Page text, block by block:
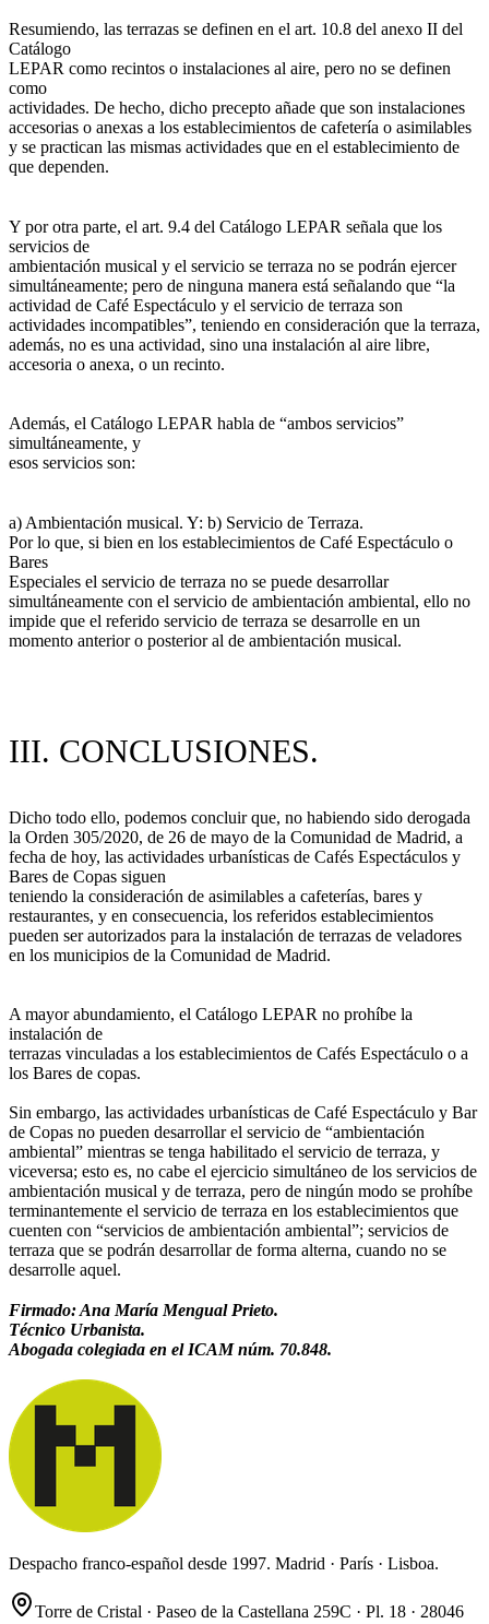
Resumiendo, las terrazas se definen en el art. 10.8 del anexo II del
Catálogo
LEPAR como recintos o instalaciones al aire, pero no se definen
como
actividades. De hecho, dicho precepto añade que son instalaciones
accesorias o anexas a los establecimientos de cafetería o asimilables
y se practican las mismas actividades que en el establecimiento de
que dependen.
Y por otra parte, el art. 9.4 del Catálogo LEPAR señala que los
servicios de
ambientación musical y el servicio se terraza no se podrán ejercer
simultáneamente; pero de ninguna manera está señalando que “la
actividad de Café Espectáculo y el servicio de terraza son
actividades incompatibles”, teniendo en consideración que la terraza,
además, no es una actividad, sino una instalación al aire libre,
accesoria o anexa, o un recinto.
Además, el Catálogo LEPAR habla de “ambos servicios”
simultáneamente, y
esos servicios son:
a) Ambientación musical. Y: b) Servicio de Terraza.
Por lo que, si bien en los establecimientos de Café Espectáculo o
Bares
Especiales el servicio de terraza no se puede desarrollar
simultáneamente con el servicio de ambientación ambiental, ello no
impide que el referido servicio de terraza se desarrolle en un
momento anterior o posterior al de ambientación musical.
III. CONCLUSIONES.
Dicho todo ello, podemos concluir que, no habiendo sido derogada
la Orden 305/2020, de 26 de mayo de la Comunidad de Madrid, a
fecha de hoy, las actividades urbanísticas de Cafés Espectáculos y
Bares de Copas siguen
teniendo la consideración de asimilables a cafeterías, bares y
restaurantes, y en consecuencia, los referidos establecimientos
pueden ser autorizados para la instalación de terrazas de veladores
en los municipios de la Comunidad de Madrid.
A mayor abundamiento, el Catálogo LEPAR no prohíbe la
instalación de
terrazas vinculadas a los establecimientos de Cafés Espectáculo o a
los Bares de copas.
Sin embargo, las actividades urbanísticas de Café Espectáculo y Bar
de Copas no pueden desarrollar el servicio de “ambientación
ambiental” mientras se tenga habilitado el servicio de terraza, y
viceversa; esto es, no cabe el ejercicio simultáneo de los servicios de
ambientación musical y de terraza, pero de ningún modo se prohíbe
terminantemente el servicio de terraza en los establecimientos que
cuenten con “servicios de ambientación ambiental”; servicios de
terraza que se podrán desarrollar de forma alterna, cuando no se
desarrolle aquel.
Firmado: Ana María Mengual Prieto.
Técnico Urbanista.
Abogada colegiada en el ICAM núm. 70.848.
Despacho franco-español desde 1997. Madrid · París · Lisboa.
Torre de Cristal · Paseo de la Castellana 259C · Pl. 18 · 28046